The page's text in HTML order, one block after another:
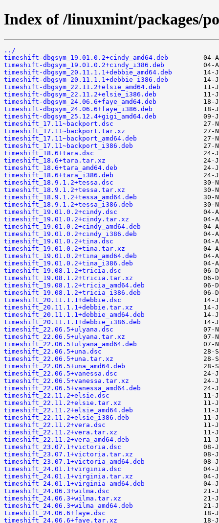
Index of /linuxmint/packages/
../
timeshift-dbgsym_19.01.0.2+cindy_amd64.deb
timeshift-dbgsym_19.01.0.2+cindy_i386.deb
timeshift-dbgsym_20.11.1.1+debbie_amd64.deb
timeshift-dbgsym_20.11.1.1+debbie_i386.deb
timeshift-dbgsym_22.11.2+elsie_amd64.deb
timeshift-dbgsym_22.11.2+elsie_i386.deb
timeshift-dbgsym_24.06.6+faye_amd64.deb
timeshift-dbgsym_24.06.6+faye_i386.deb
timeshift-dbgsym_25.12.4+gigi_amd64.deb
timeshift_17.11~backport.dsc
timeshift_17.11~backport.tar.xz
timeshift_17.11~backport_amd64.deb
timeshift_17.11~backport_i386.deb
timeshift_18.6+tara.dsc
timeshift_18.6+tara.tar.xz
timeshift_18.6+tara_amd64.deb
timeshift_18.6+tara_i386.deb
timeshift_18.9.1.2+tessa.dsc
timeshift_18.9.1.2+tessa.tar.xz
timeshift_18.9.1.2+tessa_amd64.deb
timeshift_18.9.1.2+tessa_i386.deb
timeshift_19.01.0.2+cindy.dsc
timeshift_19.01.0.2+cindy.tar.xz
timeshift_19.01.0.2+cindy_amd64.deb
timeshift_19.01.0.2+cindy_i386.deb
timeshift_19.01.0.2+tina.dsc
timeshift_19.01.0.2+tina.tar.xz
timeshift_19.01.0.2+tina_amd64.deb
timeshift_19.01.0.2+tina_i386.deb
timeshift_19.08.1.2+tricia.dsc
timeshift_19.08.1.2+tricia.tar.xz
timeshift_19.08.1.2+tricia_amd64.deb
timeshift_19.08.1.2+tricia_i386.deb
timeshift_20.11.1.1+debbie.dsc
timeshift_20.11.1.1+debbie.tar.xz
timeshift_20.11.1.1+debbie_amd64.deb
timeshift_20.11.1.1+debbie_i386.deb
timeshift_22.06.5+ulyana.dsc
timeshift_22.06.5+ulyana.tar.xz
timeshift_22.06.5+ulyana_amd64.deb
timeshift_22.06.5+una.dsc
timeshift_22.06.5+una.tar.xz
timeshift_22.06.5+una_amd64.deb
timeshift_22.06.5+vanessa.dsc
timeshift_22.06.5+vanessa.tar.xz
timeshift_22.06.5+vanessa_amd64.deb
timeshift_22.11.2+elsie.dsc
timeshift_22.11.2+elsie.tar.xz
timeshift_22.11.2+elsie_amd64.deb
timeshift_22.11.2+elsie_i386.deb
timeshift_22.11.2+vera.dsc
timeshift_22.11.2+vera.tar.xz
timeshift_22.11.2+vera_amd64.deb
timeshift_23.07.1+victoria.dsc
timeshift_23.07.1+victoria.tar.xz
timeshift_23.07.1+victoria_amd64.deb
timeshift_24.01.1+virginia.dsc
timeshift_24.01.1+virginia.tar.xz
timeshift_24.01.1+virginia_amd64.deb
timeshift_24.06.3+wilma.dsc
timeshift_24.06.3+wilma.tar.xz
timeshift_24.06.3+wilma_amd64.deb
timeshift_24.06.6+faye.dsc
timeshift_24.06.6+faye.tar.xz